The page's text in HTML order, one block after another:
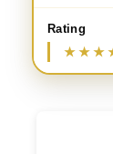
Rating